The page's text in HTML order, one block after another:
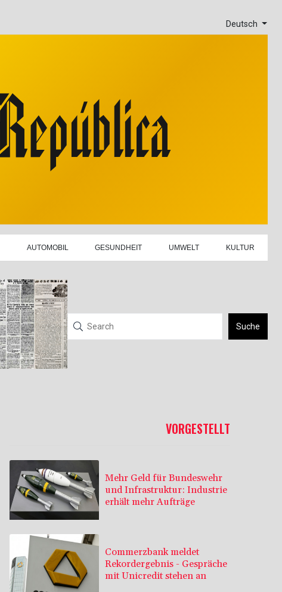
Deutsch
AUTOMOBIL GESUNDHEIT UMWELT KULTUR
Suche
VORGESTELLT
Mehr Geld für Bundeswehr
und Infrastruktur: Industrie
erhält mehr Aufträge
Commerzbank meldet
Rekordergebnis - Gespräche
mit Unicredit stehen an